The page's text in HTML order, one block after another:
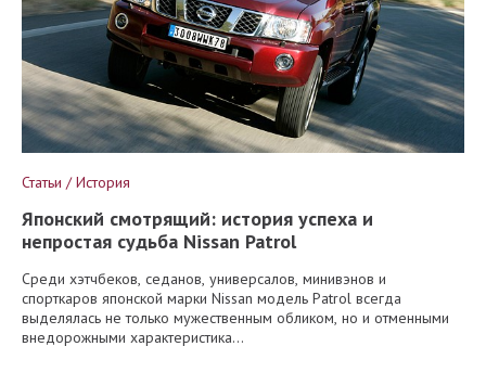
Статьи / История
Японский смотрящий: история успеха и
непростая судьба Nissan Patrol
Среди хэтчбеков, седанов, универсалов, минивэнов и
спорткаров японской марки Nissan модель Patrol всегда
выделялась не только мужественным обликом, но и отменными
внедорожными характеристика...